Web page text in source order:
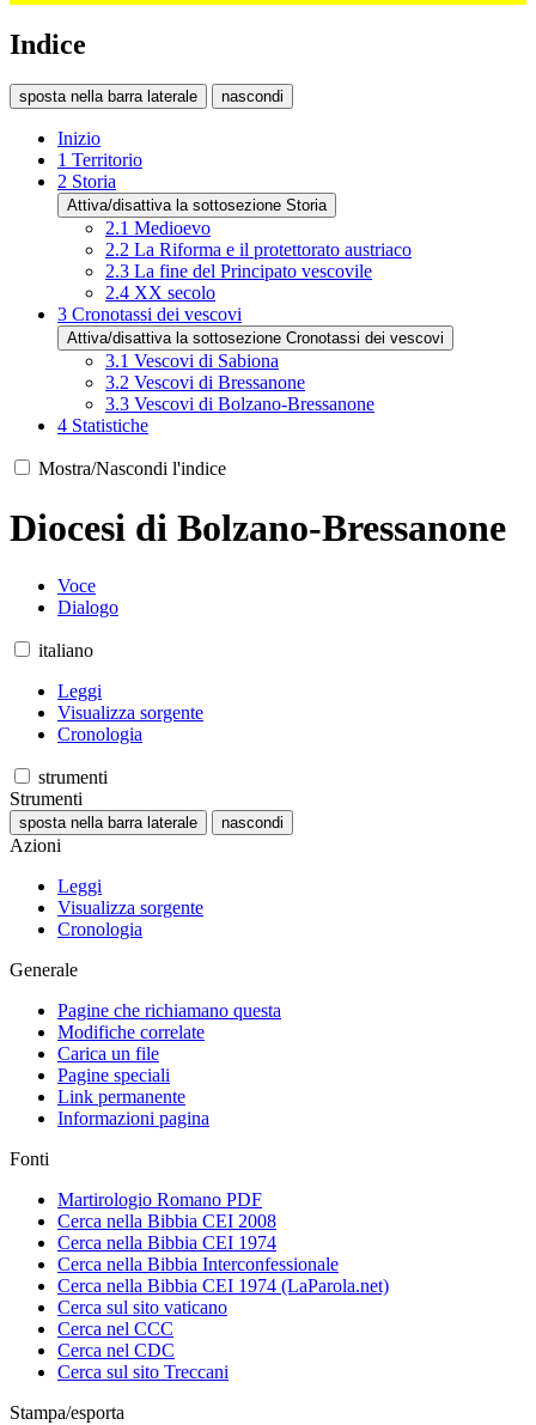
Indice
sposta nella barra laterale nascondi
Inizio
1 Territorio
2 Storia
Attiva/disattiva la sottosezione Storia
2.1 Medioevo
2.2 La Riforma e il protettorato austriaco
2.3 La fine del Principato vescovile
2.4 XX secolo
3 Cronotassi dei vescovi
Attiva/disattiva la sottosezione Cronotassi dei vescovi
3.1 Vescovi di Sabiona
3.2 Vescovi di Bressanone
3.3 Vescovi di Bolzano-Bressanone
4 Statistiche
Mostra/Nascondi l'indice
Diocesi di Bolzano-Bressanone
Voce
Dialogo
italiano
Leggi
Visualizza sorgente
Cronologia
strumenti
Strumenti
sposta nella barra laterale nascondi
Azioni
Leggi
Visualizza sorgente
Cronologia
Generale
Pagine che richiamano questa
Modifiche correlate
Carica un file
Pagine speciali
Link permanente
Informazioni pagina
Fonti
Martirologio Romano PDF
Cerca nella Bibbia CEI 2008
Cerca nella Bibbia CEI 1974
Cerca nella Bibbia Interconfessionale
Cerca nella Bibbia CEI 1974 (LaParola.net)
Cerca sul sito vaticano
Cerca nel CCC
Cerca nel CDC
Cerca sul sito Treccani
Stampa/esporta